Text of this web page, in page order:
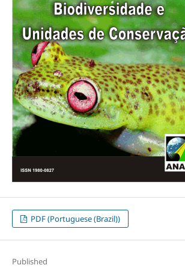
PDF (Portuguese (Brazil))
Published